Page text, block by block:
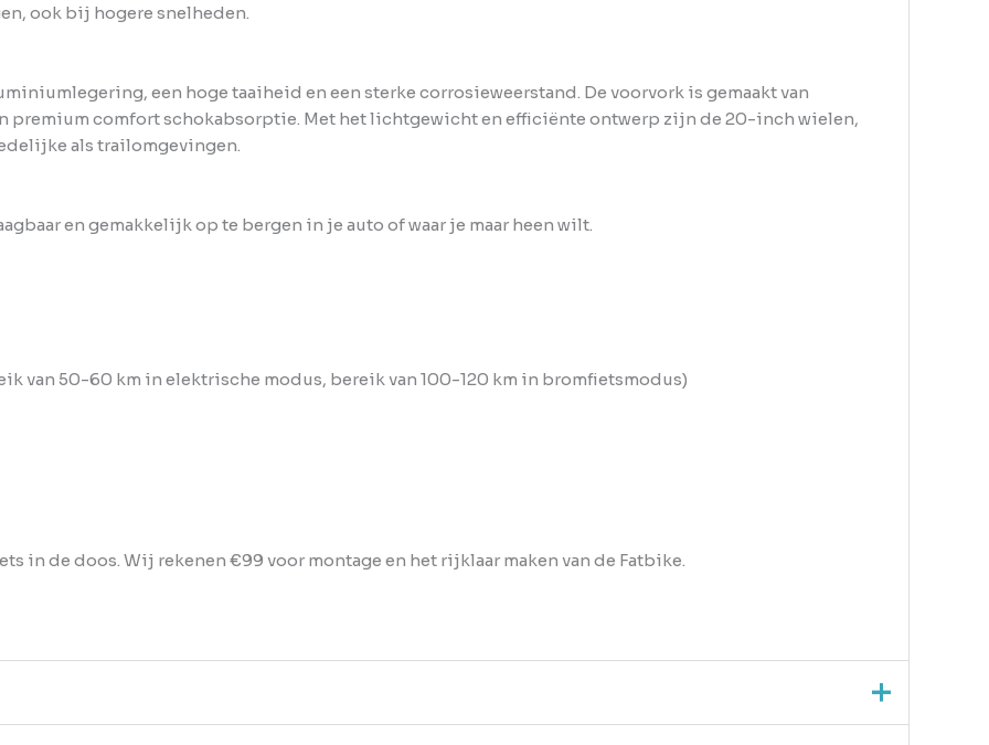
ook bij hogere snelheden.
een hoge taaiheid en een sterke corrosieweerstand. De voorvork is gemaakt van
premium comfort schokabsorptie. Met het lichtgewicht en efficiënte ontwerp zijn de 20-inch wielen,
als trailomgevingen.
en gemakkelijk op te bergen in je auto of waar je maar heen wilt.
van 50-60 km in elektrische modus, bereik van 100-120 km in bromfietsmodus)
in de doos. Wij rekenen €99 voor montage en het rijklaar maken van de Fatbike.